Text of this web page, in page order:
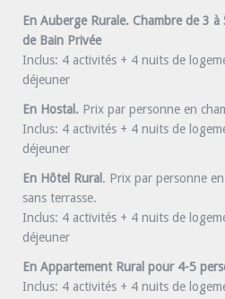
En Auberge Rurale. Chambre de 3 à
de Bain Privée
Inclus: 4 activités + 4 nuits de
déjeuner
En Hostal. Prix par personne en
Inclus: 4 activités + 4 nuits de
déjeuner
En Hôtel Rural . Prix par personne
sans terrasse.
Inclus: 4 activités + 4 nuits de
déjeuner
En Appartement Rural pour 4-5
Inclus: 4 activités + 4 nuits de